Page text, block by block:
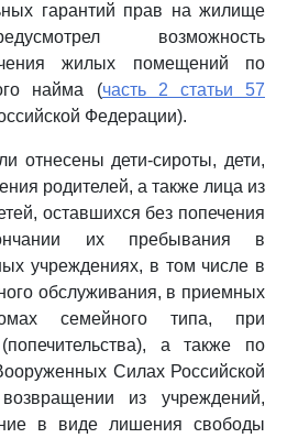
гарантий прав на жилище
возможность
жилых помещений по
найма (часть 2 статьи 57
Федерации).
отнесены дети-сироты, дети,
родителей, а также лица из
оставшихся без попечения
их пребывания в
учреждениях, в том числе в
обслуживания, в приемных
семейного типа, при
а также по
Силах Российской
из учреждений,
в виде лишения свободы